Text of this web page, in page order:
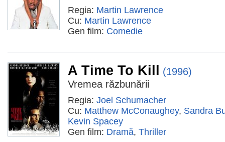
Regia: Martin Lawrence
Cu: Martin Lawrence
Gen film: Comedie
A Time To Kill (1996)
Vremea răzbunării
Regia: Joel Schumacher
Cu: Matthew McConaughey, Sandra
Kevin Spacey
Gen film: Dramă, Thriller